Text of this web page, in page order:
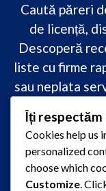
Caută păreri
de licență,
Descoperă
liste cu firme
sau neplata
academică
comandă
lucrare
Îți
Cookies help us
personalized
choose which
Customize .